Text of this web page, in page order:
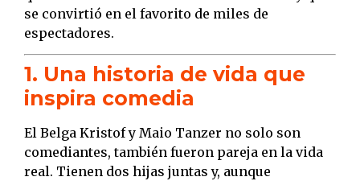
se convirtió en el favorito de miles de
espectadores.
1. Una historia de vida que
inspira comedia
El Belga Kristof y Maio Tanzer no solo son
comediantes, también fueron pareja en la vida
real. Tienen dos hijas juntas y, aunque